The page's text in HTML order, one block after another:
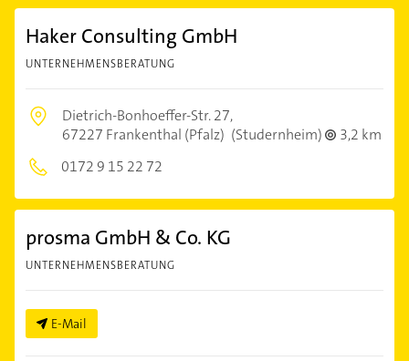
Haker Consulting GmbH
UNTERNEHMENSBERATUNG
Dietrich-Bonhoeffer-Str. 27,
67227 Frankenthal (Pfalz) (Studernheim)
3,2 km
0172 9 15 22 72
prosma GmbH & Co. KG
UNTERNEHMENSBERATUNG
E-Mail